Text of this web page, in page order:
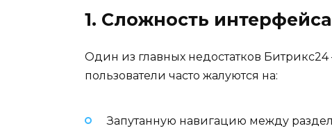
1. Сложность
Один из главных недостатков
пользователи часто жалуются на:
Запутанную навигацию между